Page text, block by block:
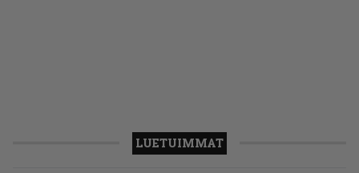
LUETUIMMAT